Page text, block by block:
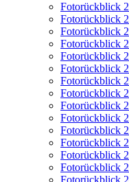
Fotorückblick
Fotorückblick
Fotorückblick
Fotorückblick
Fotorückblick
Fotorückblick
Fotorückblick
Fotorückblick
Fotorückblick
Fotorückblick
Fotorückblick
Fotorückblick
Fotorückblick
Fotorückblick
Fotorückblick